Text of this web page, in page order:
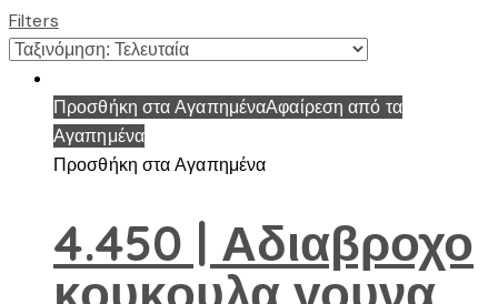
Filters
Προσθήκη στα ΑγαπημέναΑφαίρεση από τα
Αγαπημένα
Προσθήκη στα Αγαπημένα
4.450 | Αδιαβροχο